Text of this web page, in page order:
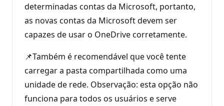
determinadas contas da Microsoft, portanto,
as novas contas da Microsoft devem ser
capazes de usar o OneDrive corretamente.
📌Também é recomendável que você tente
carregar a pasta compartilhada como uma
unidade de rede. Observação: esta opção não
funciona para todos os usuários e serve